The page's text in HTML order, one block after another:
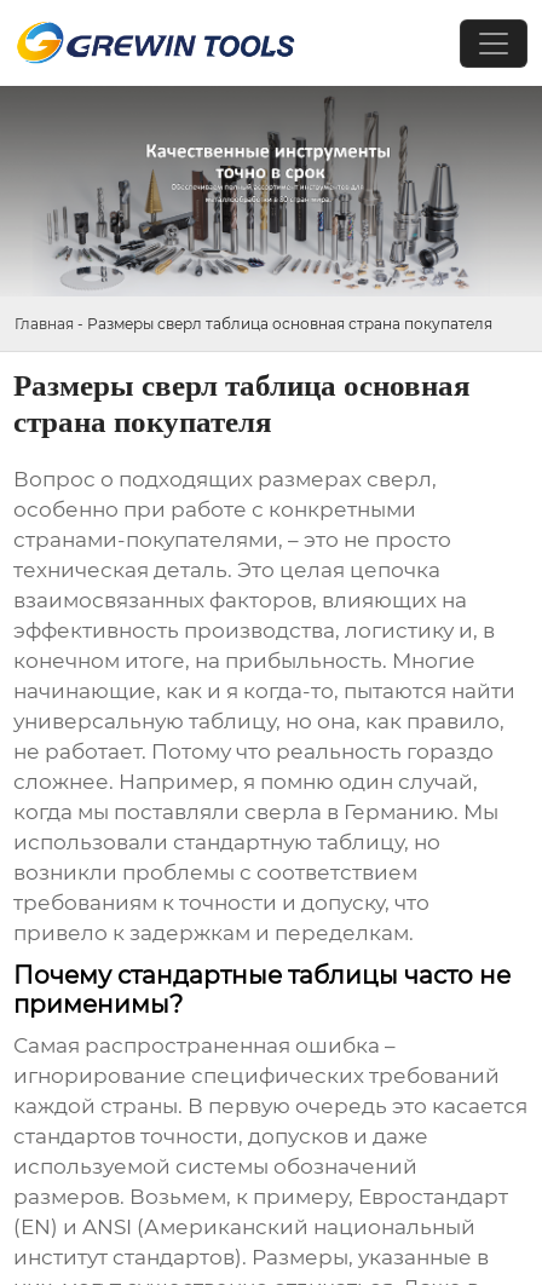
Главная - Размеры сверл таблица основная страна покупателя
Размеры сверл таблица основная
страна покупателя
Вопрос о подходящих размерах сверл,
особенно при работе с конкретными
странами-покупателями, – это не просто
техническая деталь. Это целая цепочка
взаимосвязанных факторов, влияющих на
эффективность производства, логистику и, в
конечном итоге, на прибыльность. Многие
начинающие, как и я когда-то, пытаются найти
универсальную таблицу, но она, как правило,
не работает. Потому что реальность гораздо
сложнее. Например, я помню один случай,
когда мы поставляли сверла в Германию. Мы
использовали стандартную таблицу, но
возникли проблемы с соответствием
требованиям к точности и допуску, что
привело к задержкам и переделкам.
Почему стандартные таблицы часто не
применимы?
Самая распространенная ошибка –
игнорирование специфических требований
каждой страны. В первую очередь это касается
стандартов точности, допусков и даже
используемой системы обозначений
размеров. Возьмем, к примеру, Евростандарт
(EN) и ANSI (Американский национальный
институт стандартов). Размеры, указанные в